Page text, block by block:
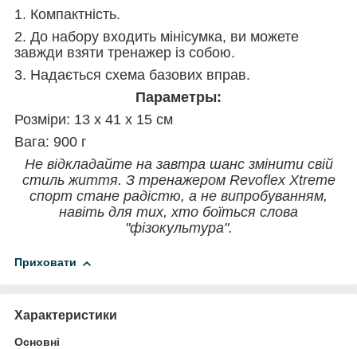
1. Компактність.
2. До набору входить мінісумка, ви можете
завжди взяти тренажер із собою.
3. Надається схема базових вправ.
Параметры:
Розміри: 13 х 41 х 15 см
Вага: 900 г
Не відкладайте на завтра шанс змінити свій
стиль життя. З тренажером Revoflex Xtreme
спорт стане радістю, а не випробуванням,
навіть для тих, хто боїться слова
"фізокультура".
Приховати
Характеристики
Основні